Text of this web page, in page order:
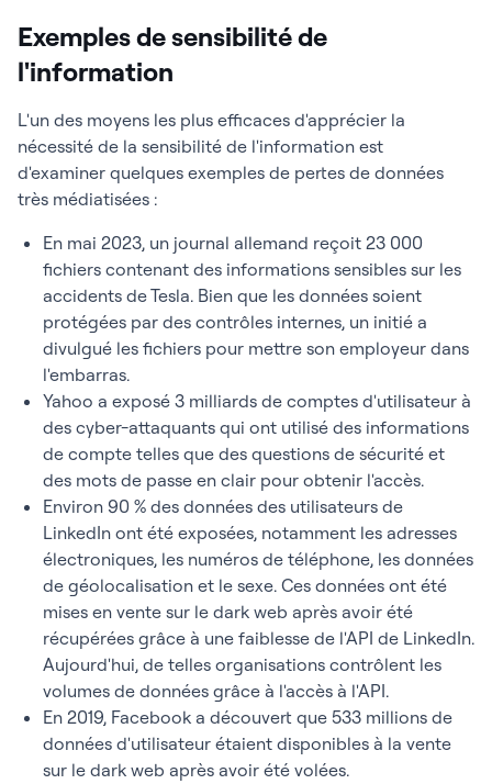
Exemples de sensibilité de
l'information
L'un des moyens les plus efficaces d'apprécier la
nécessité de la sensibilité de l'information est
d'examiner quelques exemples de pertes de données
très médiatisées :
En mai 2023, un journal allemand reçoit 23 000
fichiers contenant des informations sensibles sur les
accidents de Tesla. Bien que les données soient
protégées par des contrôles internes, un initié a
divulgué les fichiers pour mettre son employeur dans
l'embarras.
Yahoo a exposé 3 milliards de comptes d'utilisateur à
des cyber-attaquants qui ont utilisé des informations
de compte telles que des questions de sécurité et
des mots de passe en clair pour obtenir l'accès.
Environ 90 % des données des utilisateurs de
LinkedIn ont été exposées, notamment les adresses
électroniques, les numéros de téléphone, les données
de géolocalisation et le sexe. Ces données ont été
mises en vente sur le dark web après avoir été
récupérées grâce à une faiblesse de l'API de LinkedIn.
Aujourd'hui, de telles organisations contrôlent les
volumes de données grâce à l'accès à l'API.
En 2019, Facebook a découvert que 533 millions de
données d'utilisateur étaient disponibles à la vente
sur le dark web après avoir été volées.